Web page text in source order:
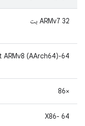
ARMv7 32 بت
64-bit ARMv8 (AArch64)
×86
X86- 64